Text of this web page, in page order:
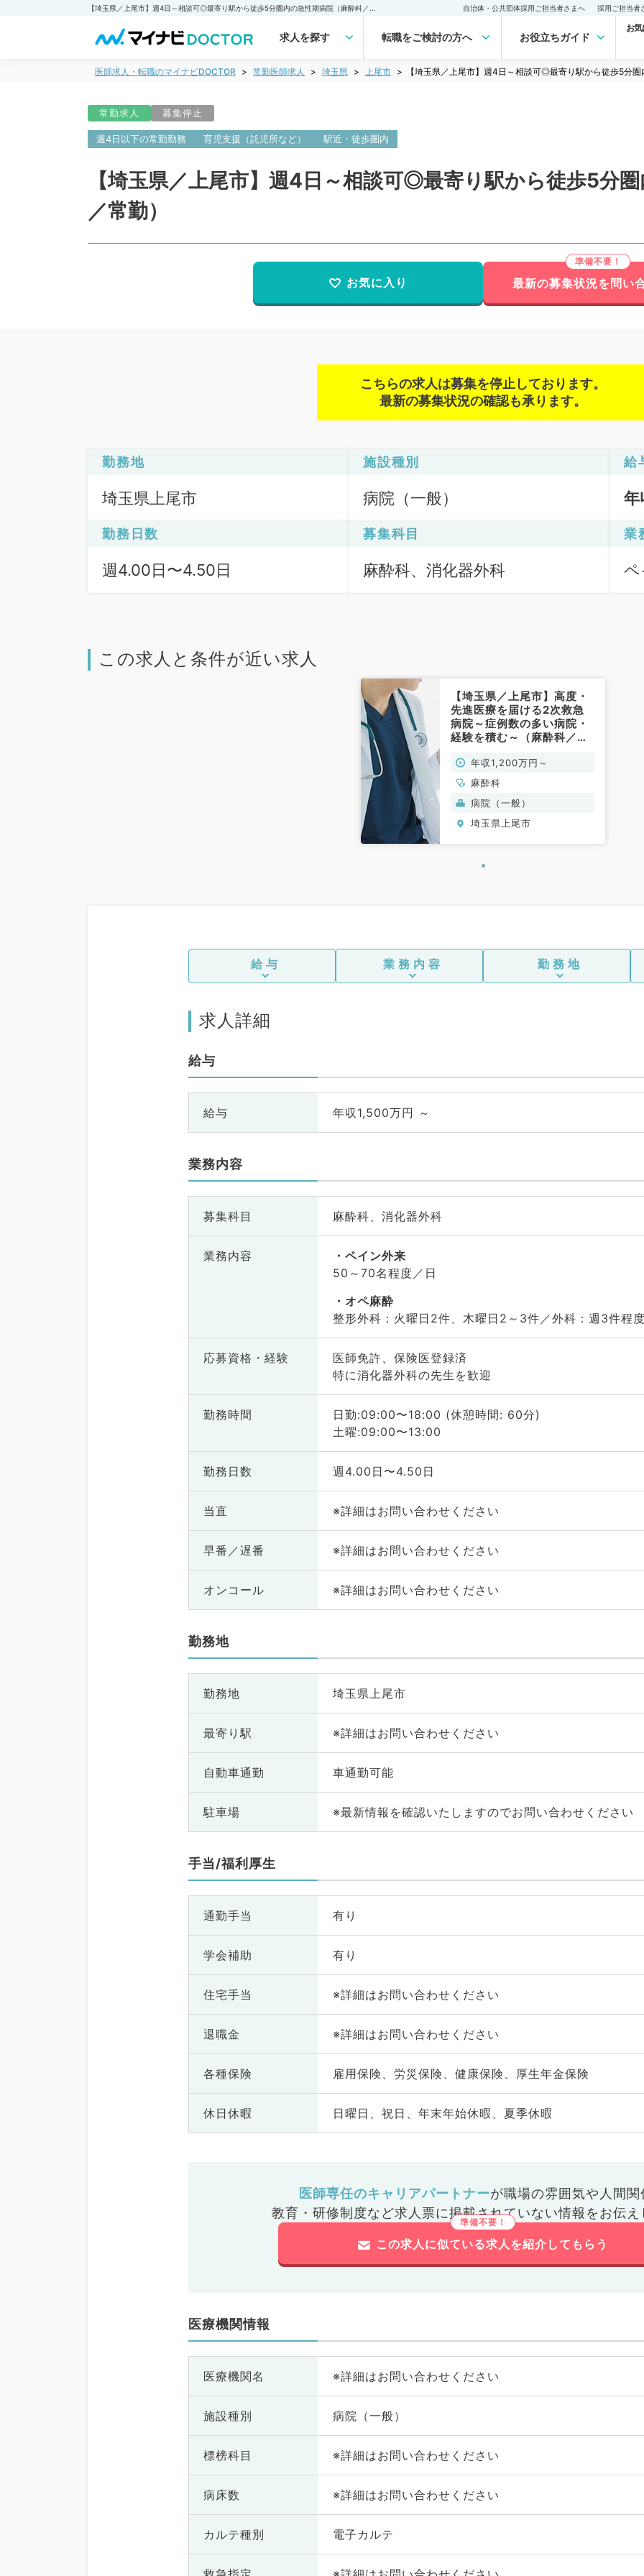
自治体・公共団体採用ご担当者さまへ 採用ご担当者
求人を探す 転職をご検討の方へ お役立ちガイド
お
医師求人・転職のマイナビDOCTOR 常勤医師求人 埼玉県 上尾市 【埼玉県／上尾市】週4日～相談可◎最寄り駅から徒歩5分
常勤求人 募集停止
週4日以下の常勤勤務 育児支援（託児所など） 駅近・徒歩圏内
【埼玉県／上尾市】週4日～相談可◎最寄り駅から徒歩5分
／常勤）
お気に入り 最新の募集状況を問い
こちらの求人は募集を停止しております。
最新の募集状況の確認も承ります。
勤務地
埼玉県上尾市
施設種別
病院（一般）
給
年
勤務日数
週4.00日〜4.50日
募集科目
麻酔科、消化器外科
業
ペ
この求人と条件が近い求人
【埼玉県／上尾市】高度・
先進医療を届ける2次救急
病院～症例数の多い病院・
経験を積む～（麻酔科／常
年収1,200万円～
麻酔科
病院（一般）
埼玉県上尾市
給与 業務内容 勤務地
求人詳細
給与
給与 年収1,500万円 ～
業務内容
募集科目 麻酔科、消化器外科
業務内容
ペイン外来
50～70名程度／日
オペ麻酔
整形外科：火曜日2件、木曜日2～3件／外科：週3件程
応募資格・ 経験
医師免許、保険医登録済
特に消化器外科の先生を歓迎
勤務時間
日勤:09:00〜18:00 (休憩時間: 60分)
土曜:09:00〜13:00
勤務日数 週4.00日〜4.50日
当直 ※詳細はお問い合わせください
早番／遅番 ※詳細はお問い合わせください
オンコール ※詳細はお問い合わせください
勤務地
勤務地 埼玉県上尾市
最寄り駅 ※詳細はお問い合わせください
自動車通勤 車通勤可能
駐車場 ※最新情報を確認いたしますのでお問い合わせください
手当/福利厚生
通勤手当 有り
学会補助 有り
住宅手当 ※詳細はお問い合わせください
退職金 ※詳細はお問い合わせください
各種保険 雇用保険、労災保険、健康保険、厚生年金保険
休日休暇 日曜日、祝日、年末年始休暇、夏季休暇
医師専任のキャリアパートナーが職場の雰囲気や人間関
教育・研修制度など求人票に掲載されていない情報をお伝え
この求人に似ている求人を紹介してもらう
医療機関情報
医療機関名 ※詳細はお問い合わせください
施設種別 病院（一般）
標榜科目 ※詳細はお問い合わせください
病床数 ※詳細はお問い合わせください
カルテ種別 電子カルテ